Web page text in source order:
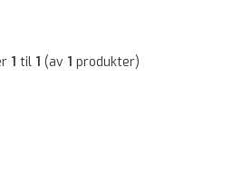
1 til 1 (av 1 produkter)